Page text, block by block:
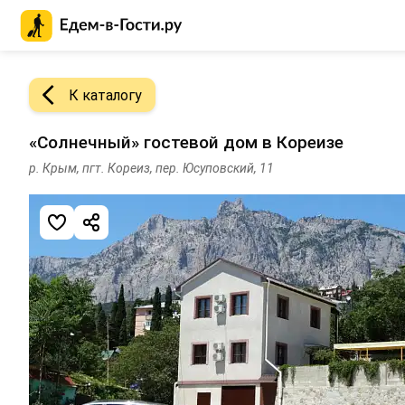
К каталогу
«Солнечный» гостевой дом в Кореизе
р. Крым, пгт. Кореиз, пер. Юсуповский, 11